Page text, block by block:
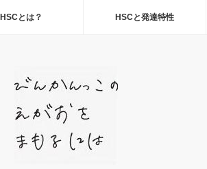
HSCとは？ HSCと発達特性